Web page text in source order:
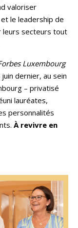
valoriser
le leadership de
leurs secteurs tout
Luxembourg
dernier, au sein
– privatisé
lauréates,
personnalités
À revivre en